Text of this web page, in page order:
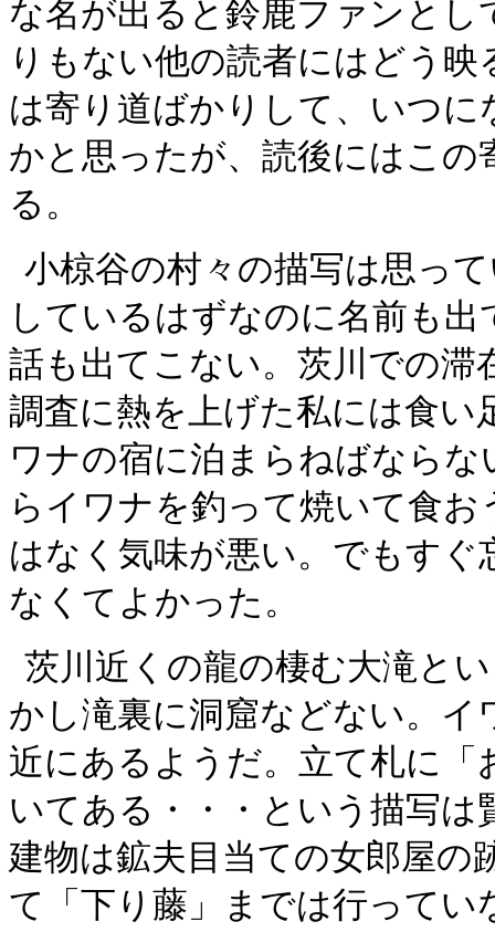
な名が出ると鈴鹿ファンと
りもない他の読者にはどう
は寄り道ばかりして、いつ
かと思ったが、読後にはこ
る。
小椋谷の村々の描写は思っ
しているはずなのに名前も
話も出てこない。茨川での滞
調査に熱を上げた私には食
ワナの宿に泊まらねばなら
らイワナを釣って焼いて食
はなく気味が悪い。でもす
なくてよかった。
茨川近くの龍の棲む大滝と
かし滝裏に洞窟などない。イ
近にあるようだ。立て札に
いてある・・・という描写
建物は鉱夫目当ての女郎屋の
て「下り藤」までは行ってい